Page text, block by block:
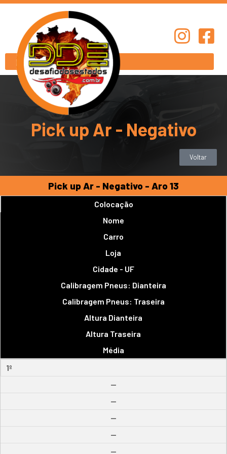
Pick up Ar - Negativo
Voltar
Pick up Ar - Negativo - Aro 13
Colocação
Nome
Carro
Loja
Cidade - UF
Calibragem Pneus: Dianteira
Calibragem Pneus: Traseira
Altura Dianteira
Altura Traseira
Média
1º
--
--
--
--
--